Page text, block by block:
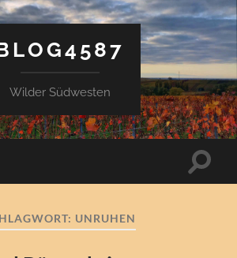
Wilder Südwesten
UNRUHEN